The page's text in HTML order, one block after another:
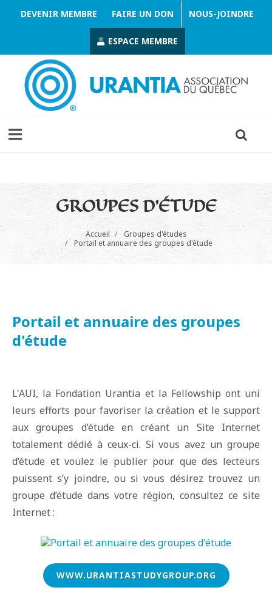
DEVENIR MEMBRE FAIRE UN DON NOUS-JOINDRE
ESPACE MEMBRE
GROUPES D'ÉTUDE
Accueil
Groupes d'études
Portail et annuaire des groupes d'étude
Portail et annuaire des groupes
d'étude
L'AUI, la Fondation Urantia et la Fellowship ont uni
leurs efforts pour favoriser la création et le support
aux groupes d’étude en créant un Site Internet
totalement dédié à ceux-ci. Si vous avez un groupe
d’étude et voulez le publier pour que des lecteurs
puissent s’y joindre, ou si vous désirez trouvez un
groupe d’étude dans votre région, consultez ce site
Internet :
WWW.URANTIASTUDYGROUP.ORG